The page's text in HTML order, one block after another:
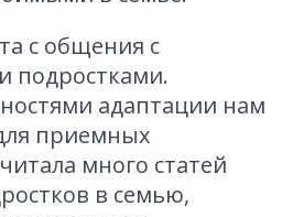
с общения с
подростками.
адаптации нам
приемных
много статей
в семью,